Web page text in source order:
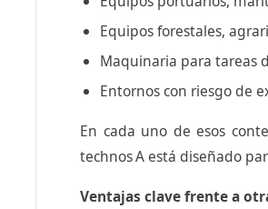
Equipos forestales,
Maquinaria para tareas
Entornos con riesgo de
En cada uno de esos
technos A está diseñado
Ventajas clave frente a